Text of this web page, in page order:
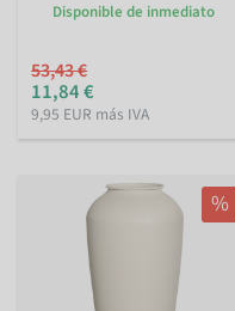
Disponible de inmediato
53,43 €
11,84 €
9,95 EUR más IVA
%